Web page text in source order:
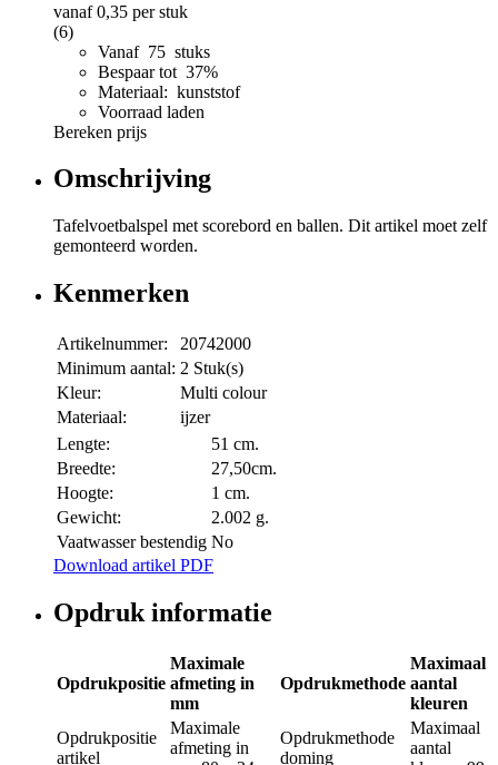
vanaf0,35 per stuk
(6)
Vanaf 75 stuks
Bespaar tot 37%
Materiaal: kunststof
Voorraad laden
Bereken prijs
Omschrijving
Tafelvoetbalspel met scorebord en ballen. Dit artikel moet zelf
gemonteerd worden.
Kenmerken
Artikelnummer:
20742000
Minimum aantal: 2 Stuk(s)
Kleur:
Multi colour
Materiaal:
ijzer
Lengte:
51 cm.
Breedte:
27,50cm.
Hoogte:
1 cm.
Gewicht:
2.002 g.
Vaatwasser bestendig No
Download artikel PDF
Opdruk informatie
Opdrukpositie
Maximale
afmeting in
mm
Opdrukmethode
Maximaal
aantal
kleuren
Opdrukpositie
artikel
Maximale
afmeting in
Opdrukmethode
doming
Maximaal
aantal